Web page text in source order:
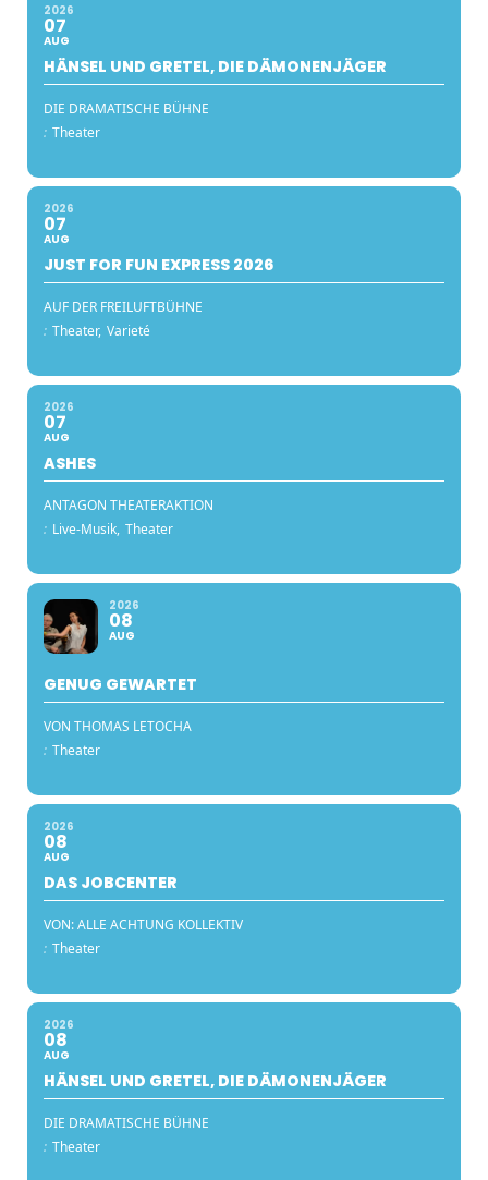
2026
07
AUG
HÄNSEL UND GRETEL, DIE DÄMONENJÄGER
DIE DRAMATISCHE BÜHNE
: Theater
2026
07
AUG
JUST FOR FUN EXPRESS 2026
AUF DER FREILUFTBÜHNE
: Theater, Varieté
2026
07
AUG
ASHES
ANTAGON THEATERAKTION
: Live-Musik, Theater
2026
08
AUG
GENUG GEWARTET
VON THOMAS LETOCHA
: Theater
2026
08
AUG
DAS JOBCENTER
VON: ALLE ACHTUNG KOLLEKTIV
: Theater
2026
08
AUG
HÄNSEL UND GRETEL, DIE DÄMONENJÄGER
DIE DRAMATISCHE BÜHNE
: Theater